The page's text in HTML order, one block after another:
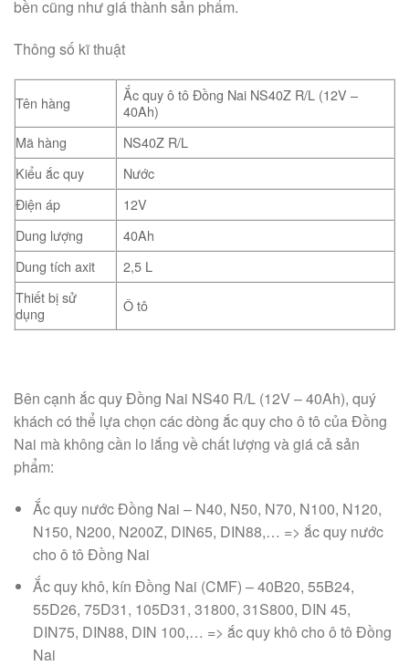
bền cũng như giá thành sản phẩm.
Thông số kĩ thuật
Tên hàng
Ắc quy ô tô Đồng Nai NS40Z R/L (12V –
40Ah)
Mã hàng
NS40Z R/L
Kiểu ắc quy
Nước
Điện áp
12V
Dung lượng
40Ah
Dung tích axit
2,5 L
Thiết bị sử
dụng
Ô tô
Bên cạnh ắc quy Đồng Nai NS40 R/L (12V – 40Ah), quý
khách có thể lựa chọn các dòng ắc quy cho ô tô của Đồng
Nai mà không cần lo lắng về chất lượng và giá cả sản
phẩm:
Ắc quy nước Đồng Nai – N40, N50, N70, N100, N120,
N150, N200, N200Z, DIN65, DIN88,… => ắc quy nước
cho ô tô Đồng Nai
Ắc quy khô, kín Đồng Nai (CMF) – 40B20, 55B24,
55D26, 75D31, 105D31, 31800, 31S800, DIN 45,
DIN75, DIN88, DIN 100,… => ắc quy khô cho ô tô Đồng
Nai